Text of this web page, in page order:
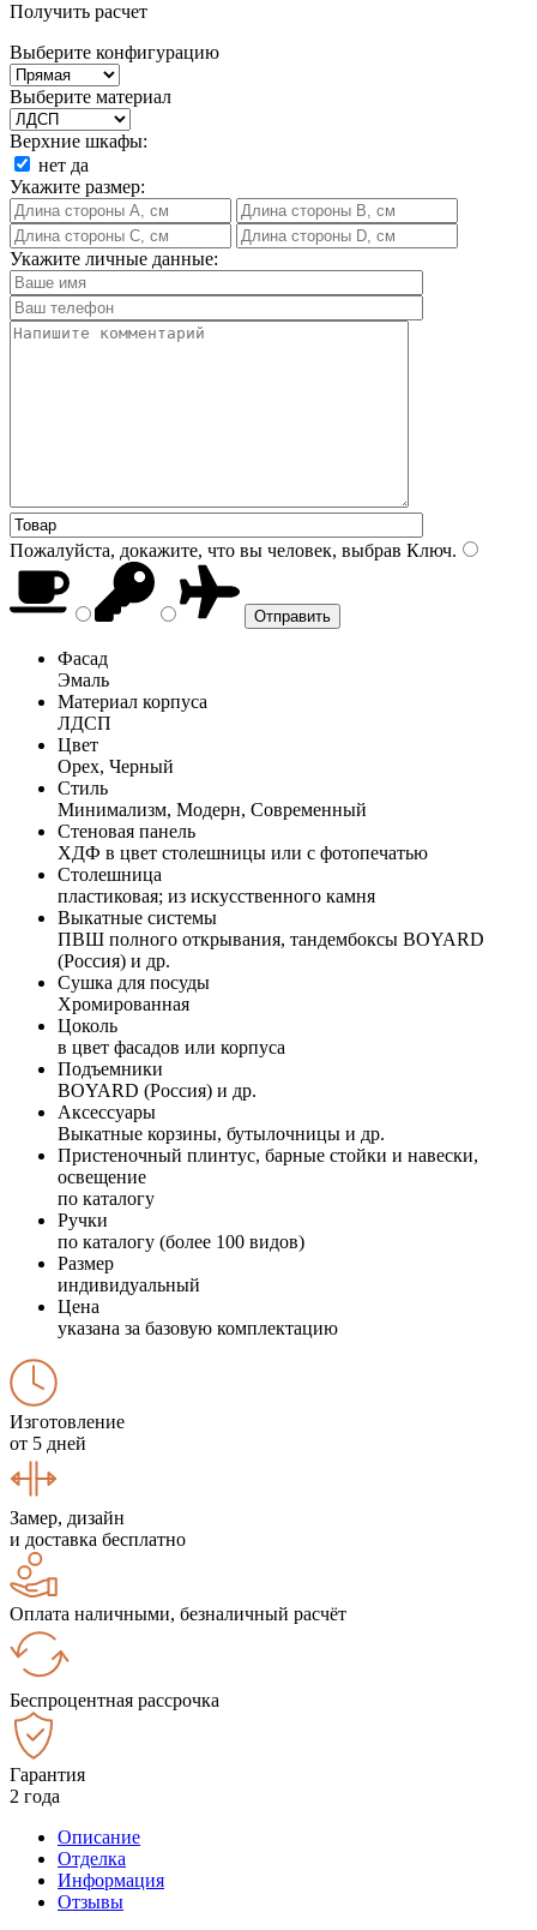
Получить расчет
Выберите конфигурацию
Выберите материал
Верхние шкафы:
нет да
Укажите размер:
Укажите личные данные:
Пожалуйста, докажите, что вы человек, выбрав Ключ.
Фасад
Эмаль
Материал корпуса
ЛДСП
Цвет
Орех, Черный
Стиль
Минимализм, Модерн, Современный
Стеновая панель
ХДФ в цвет столешницы или с фотопечатью
Столешница
пластиковая; из искусственного камня
Выкатные системы
ПВШ полного открывания, тандембоксы BOYARD
(Россия) и др.
Сушка для посуды
Хромированная
Цоколь
в цвет фасадов или корпуса
Подъемники
BOYARD (Россия) и др.
Аксессуары
Выкатные корзины, бутылочницы и др.
Пристеночный плинтус, барные стойки и навески,
освещение
по каталогу
Ручки
по каталогу (более 100 видов)
Размер
индивидуальный
Цена
указана за базовую комплектацию
Изготовление
от 5 дней
Замер, дизайн
и доставка бесплатно
Оплата наличными, безналичный расчёт
Беспроцентная рассрочка
Гарантия
2 года
Описание
Отделка
Информация
Отзывы